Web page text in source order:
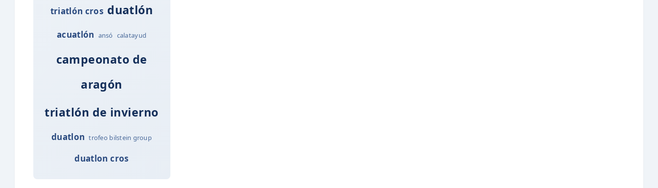
triatlón cros duatlón
acuatlón ansó calatayud
campeonato de
aragón
triatlón de invierno
duatlon trofeo bilstein group
duatlon cros